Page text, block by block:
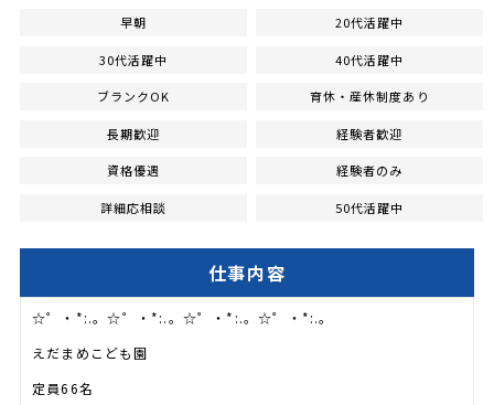
早朝 20代活躍中
30代活躍中 40代活躍中
ブランクOK 育休・産休制度あり
長期歓迎 経験者歓迎
資格優遇 経験者のみ
詳細応相談 50代活躍中
仕事内容
☆゜・*:.。☆゜・*:.。☆゜・*:.。☆゜・*:.。
えだまめこども園
定員66名